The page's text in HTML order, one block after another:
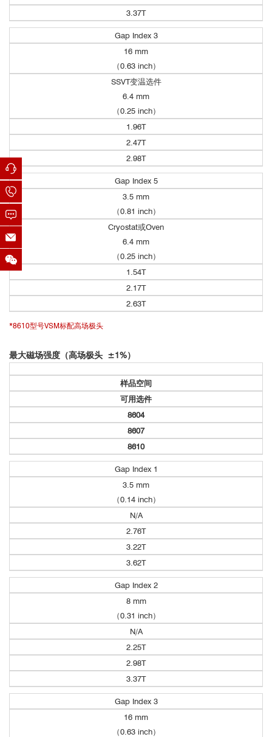
3.37T
Gap Index 3
16 mm
（0.63 inch）
SSVT变温选件
6.4 mm
（0.25 inch）
1.96T
2.47T
2.98T
Gap Index 5
3.5 mm
（0.81 inch）
Cryostat或Oven
6.4 mm
（0.25 inch）
1.54T
2.17T
2.63T
*8610型号VSM标配高场极头
最大磁场强度（高场极头 ±1%）
样品空间
可用选件
8604
8607
8610
Gap Index 1
3.5 mm
（0.14 inch）
N/A
2.76T
3.22T
3.62T
Gap Index 2
8 mm
（0.31 inch）
N/A
2.25T
2.98T
3.37T
Gap Index 3
16 mm
（0.63 inch）
Oven高温炉选件：
温度范围：室温 - 1273 K
温度稳定性：0.1 K
温度分辨率：0.001 K
变温速率：5K/min
降温时间：室温到100K需40分钟
矢量选件
室温矢量测量
positional control of a magnetic microrobot using reinforcement
learning
Nature Machine Intelligence
Lake Shore Cryotronics, Ltd.新推出的振动
样品磁强计